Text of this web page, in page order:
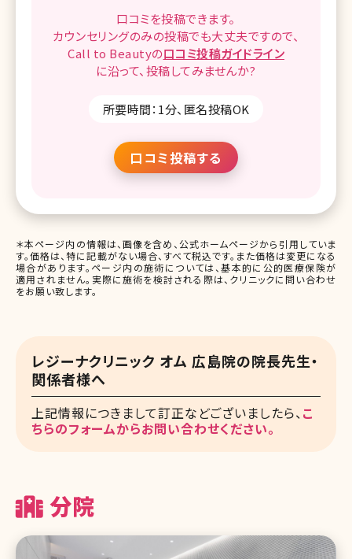
口コミを投稿できます。
カウンセリングのみの投稿でも大丈夫ですので、
Call to Beautyの口コミ投稿ガイドライン
に沿って、投稿してみませんか?
所要時間：1分、匿名投稿OK
口コミ投稿する
＊本ページ内の情報は、画像を含め、公式ホームページから引用していま
す。価格は、特に記載がない場合、すべて税込です。また価格は変更になる
場合があります。ページ内の施術については、基本的に公的医療保険が
適用されません。実際に施術を検討される際は、クリニックに問い合わせ
をお願い致します。
レジーナクリニック オム 広島院の院長先生・
関係者様へ
上記情報につきまして訂正などございましたら、こ
ちらのフォームからお問い合わせください。
分院